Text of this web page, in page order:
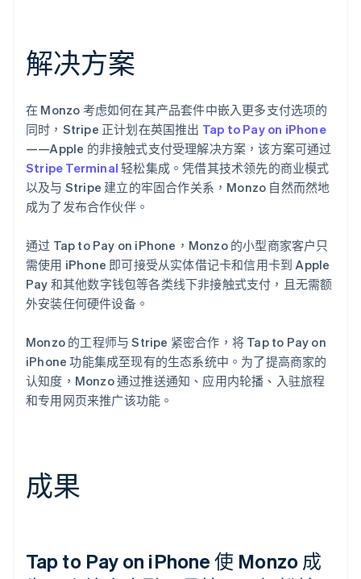
解决方案
在 Monzo 考虑如何在其产品套件中嵌入更多支付选项的
同时，Stripe 正计划在英国推出 Tap to Pay on iPhone
——Apple 的非接触式支付受理解决方案，该方案可通过
Stripe Terminal 轻松集成。凭借其技术领先的商业模式
以及与 Stripe 建立的牢固合作关系，Monzo 自然而然地
成为了发布合作伙伴。
通过 Tap to Pay on iPhone，Monzo 的小型商家客户只
需使用 iPhone 即可接受从实体借记卡和信用卡到 Apple
Pay 和其他数字钱包等各类线下非接触式支付，且无需额
外安装任何硬件设备。
Monzo 的工程师与 Stripe 紧密合作，将 Tap to Pay on
iPhone 功能集成至现有的生态系统中。为了提高商家的
认知度，Monzo 通过推送通知、应用内轮播、入驻旅程
和专用网页来推广该功能。
成果
Tap to Pay on iPhone 使 Monzo 成